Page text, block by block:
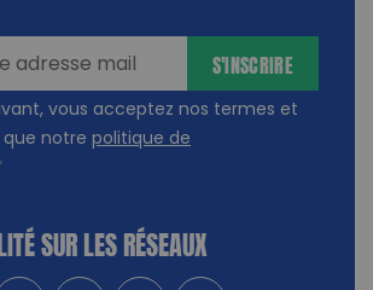
vous acceptez nos termes et
notre politique de
S'INSCRIRE
SUR LES RÉSEAUX